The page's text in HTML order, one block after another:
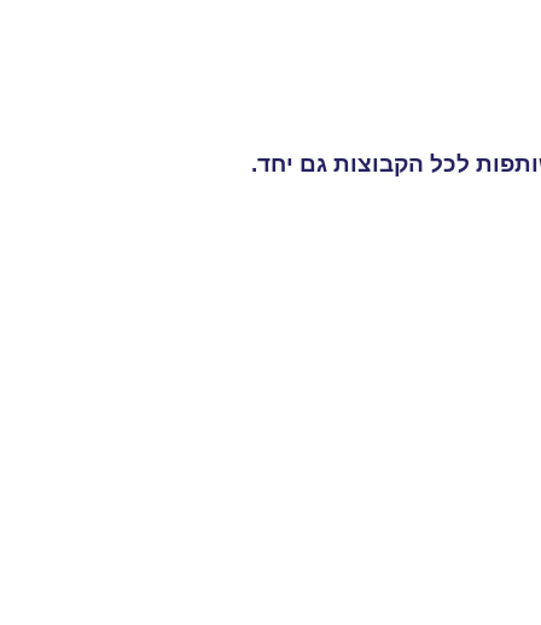
לכל הקבוצות גם יחד.